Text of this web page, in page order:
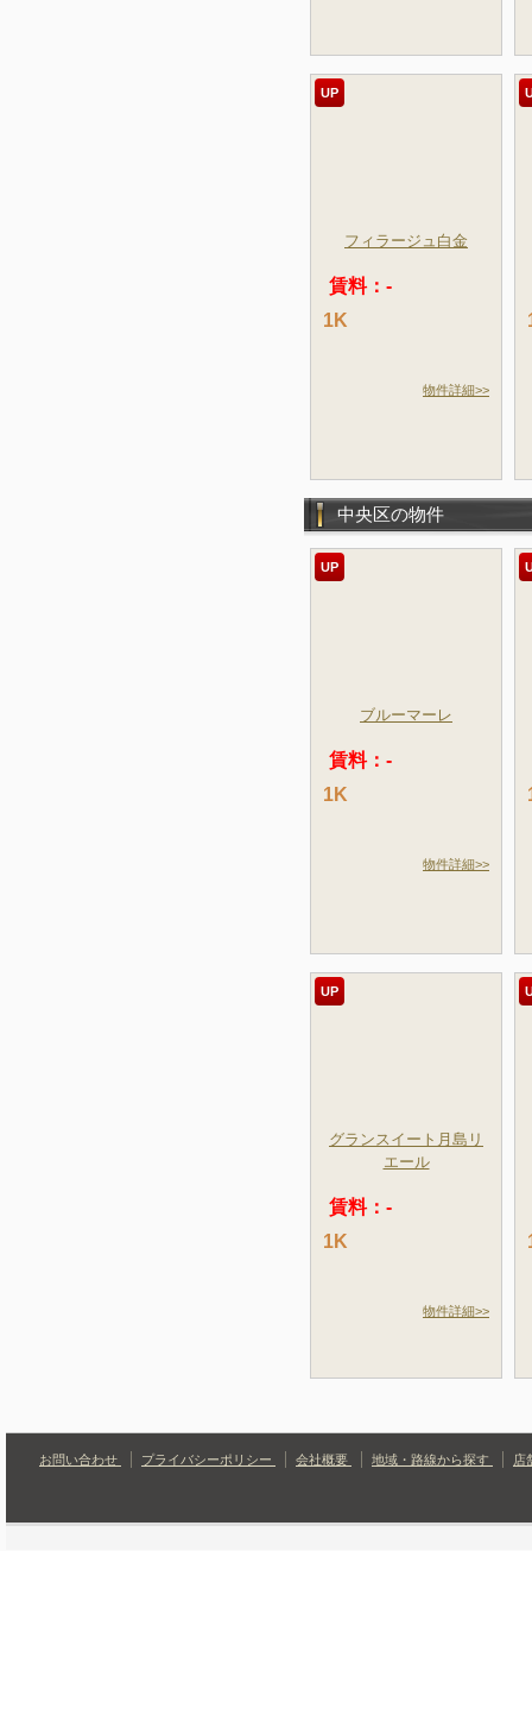
UP
フィラージュ白金
賃料：-
1K
物件詳細>>
中央区の物件
UP
ブルーマーレ
賃料：-
1K
物件詳細>>
UP
グランスイート月島リ
エール
賃料：-
1K
物件詳細>>
お問い合わせ プライバシーポリシー 会社概要 地域・路線から探す 店